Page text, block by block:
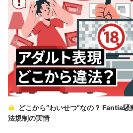
どこから“わいせつ”なの？ Fantia
法規制の実情